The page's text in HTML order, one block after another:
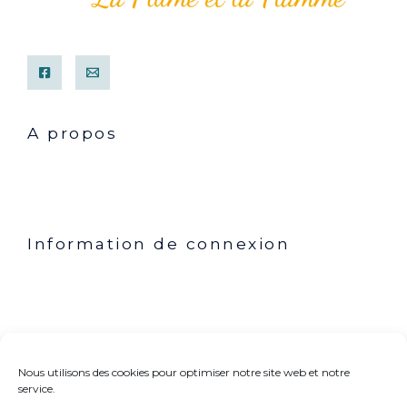
Nous utilisons des cookies pour optimiser notre site web et notre
service.
A propos
Information de connexion
Rechercher dans le blog ou le site